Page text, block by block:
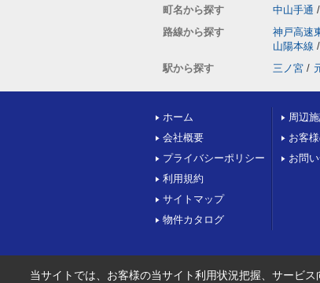
町名から探す
中山手通 /
路線から探す
神戸高速
山陽本線 /
駅から探す
三ノ宮 /
ホーム
会社概要
プライバシーポリシー
利用規約
サイトマップ
物件カタログ
周辺
お客
お問
当サイトでは、お客様の当サイト利用状況把握、サービ